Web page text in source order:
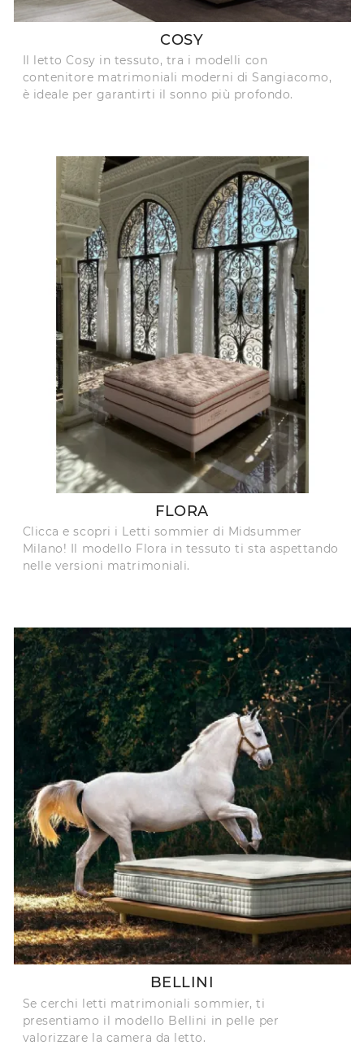
COSY
Il letto Cosy in tessuto, tra i modelli con
contenitore matrimoniali moderni di Sangiacomo,
è ideale per garantirti il sonno più profondo.
FLORA
Clicca e scopri i Letti sommier di Midsummer
Milano! Il modello Flora in tessuto ti sta aspettando
nelle versioni matrimoniali.
BELLINI
Se cerchi letti matrimoniali sommier, ti
presentiamo il modello Bellini in pelle per
valorizzare la camera da letto.